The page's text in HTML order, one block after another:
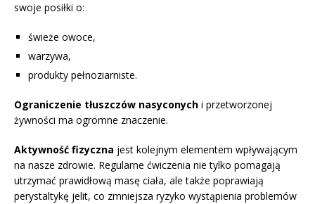
swoje posiłki o:
świeże owoce,
warzywa,
produkty pełnoziarniste.
Ograniczenie tłuszczów nasyconych i przetworzonej
żywności ma ogromne znaczenie.
Aktywność fizyczna jest kolejnym elementem wpływającym
na nasze zdrowie. Regularne ćwiczenia nie tylko pomagają
utrzymać prawidłową masę ciała, ale także poprawiają
perystaltykę jelit, co zmniejsza ryzyko wystąpienia problemów